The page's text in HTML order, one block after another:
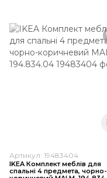
Артикул: 19483404
IKEA Комплект меблів для
спальні 4 предмета, чорно-